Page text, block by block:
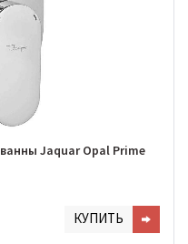
Jaquar Opal Prime
КУПИТЬ